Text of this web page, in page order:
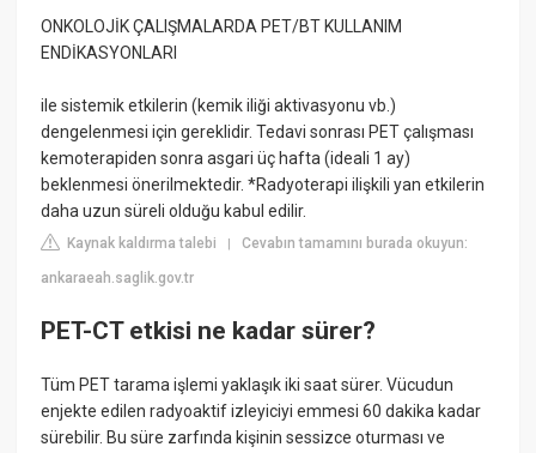
ONKOLOJİK ÇALIŞMALARDA PET/BT KULLANIM
ENDİKASYONLARI
ile sistemik etkilerin (kemik iliği aktivasyonu vb.)
dengelenmesi için gereklidir. Tedavi sonrası PET çalışması
kemoterapiden sonra asgari üç hafta (ideali 1 ay)
beklenmesi önerilmektedir. *Radyoterapi ilişkili yan etkilerin
daha uzun süreli olduğu kabul edilir.
Kaynak kaldırma talebi |Cevabın tamamını burada okuyun:
ankaraeah.saglik.gov.tr
PET-CT etkisi ne kadar sürer?
Tüm PET tarama işlemi yaklaşık iki saat sürer. Vücudun
enjekte edilen radyoaktif izleyiciyi emmesi 60 dakika kadar
sürebilir. Bu süre zarfında kişinin sessizce oturması ve